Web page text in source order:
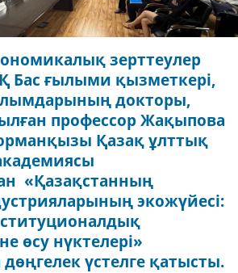
зерттеулер
Бас ғылыми қызметкері,
докторы,
профессор Жақыпова
Қазақ ұлттық
«Қазақстанның
экожүйесі:
өсу нүктелері»
үстелге қатысты.